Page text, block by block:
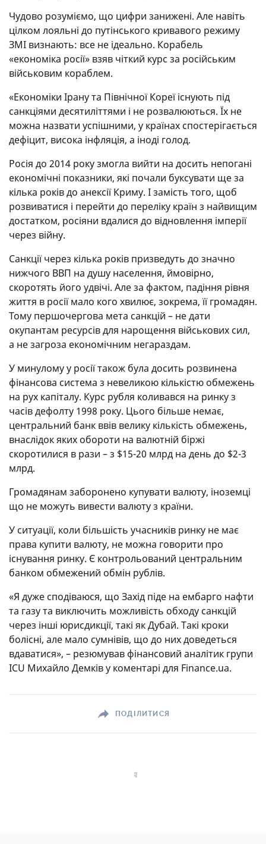
Чудово розуміємо, що цифри занижені. Але навіть
цілком лояльні до путінського кривавого режиму
ЗМІ визнають: все не ідеально. Корабель
«економіка росії» взяв чіткий курс за російським
військовим кораблем.
«Економіки Ірану та Північної Кореї існують під
санкціями десятиліттями і не розвалюються. Їх не
можна назвати успішними, у країнах спостерігається
дефіцит, висока інфляція, а іноді голод.
Росія до 2014 року змогла вийти на досить непогані
економічні показники, які почали буксувати ще за
кілька років до анексії Криму. І замість того, щоб
розвиватися і перейти до переліку країн з найвищим
достатком, росіяни вдалися до відновлення імперії
через війну.
Санкції через кілька років призведуть до значно
нижчого ВВП на душу населення, ймовірно,
скоротять його удвічі. Але за фактом, падіння рівня
життя в росії мало кого хвилює, зокрема, її громадян.
Тому першочергова мета санкцій – не дати
окупантам ресурсів для нарощення військових сил,
а не загроза економічним негараздам.
У минулому у росії також була досить розвинена
фінансова система з невеликою кількістю обмежень
на рух капіталу. Курс рубля коливався на ринку з
часів дефолту 1998 року. Цього більше немає,
центральний банк ввів велику кількість обмежень,
внаслідок яких обороти на валютній біржі
скоротилися в рази – з $15-20 млрд на день до $2-3
млрд.
Громадянам заборонено купувати валюту, іноземці
що не можуть вивести валюту з країни.
У ситуації, коли більшість учасників ринку не має
права купити валюту, не можна говорити про
існування ринку. Є контрольований центральним
банком обмежений обмін рублів.
«Я дуже сподіваюся, що Захід піде на ембарго нафти
та газу та виключить можливість обходу санкцій
через інші юрисдикції, такі як Дубай. Такі кроки
болісні, але мало сумнівів, що до них доведеться
вдаватися», – резюмував фінансовий аналітик групи
ICU Михайло Демків у коментарі для Finance.ua.
ПОДІЛИТИСЯ